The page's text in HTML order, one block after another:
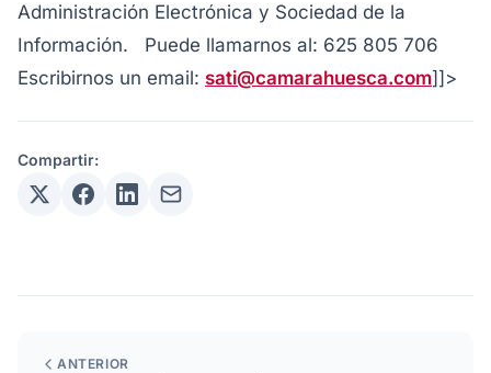
Administración Electrónica y Sociedad de la
Información. Puede llamarnos al: 625 805 706
Escribirnos un email: sati@camarahuesca.com]]>
Compartir:
ANTERIOR